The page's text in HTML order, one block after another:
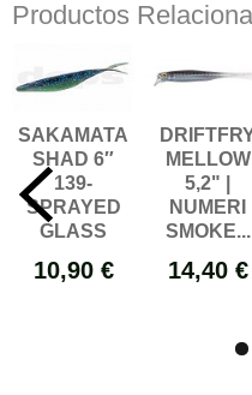
Productos
SAKAMATA
SHAD 6″
139-
SPRAYED
GLASS
10,90 €
MELLOW
5,2" |
NUMERI
SMOKE...
14,40 €